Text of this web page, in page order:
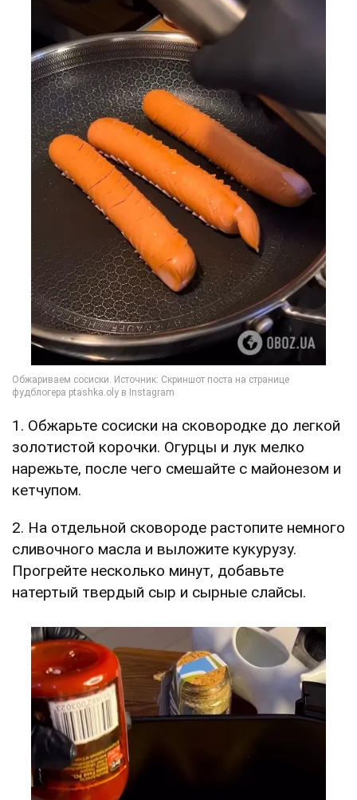
1. Обжарьте сосиски на сковородке до легкой
золотистой корочки. Огурцы и лук мелко
нарежьте, после чего смешайте с майонезом и
кетчупом.
2. На отдельной сковороде растопите немного
сливочного масла и выложите кукурузу.
Прогрейте несколько минут, добавьте
натертый твердый сыр и сырные слайсы.